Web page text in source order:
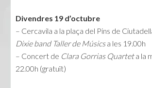
Divendres 19 d’octubre
– Cercavila a la plaça del Pins de
Dixie band Taller de Músicsa les 19.00h
– Concert de Clara Gorrias Quarteta la
22.00h (gratuït)